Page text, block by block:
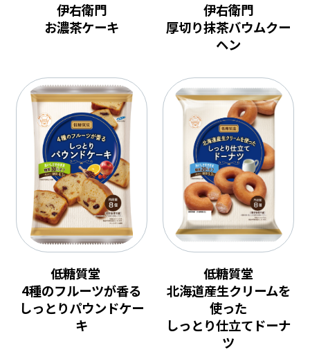
伊右衛門
お濃茶ケーキ
伊右衛門
厚切り抹茶バウムクー
ヘン
低糖質堂
4種のフルーツが香る
しっとりパウンドケー
キ
低糖質堂
北海道産生クリームを
使った
しっとり仕立てドーナ
ツ